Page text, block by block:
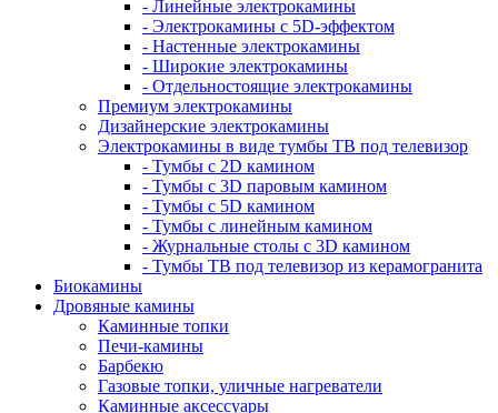
- Линейные электрокамины
- Электрокамины с 5D-эффектом
- Настенные электрокамины
- Широкие электрокамины
- Отдельностоящие электрокамины
Премиум электрокамины
Дизайнерские электрокамины
Электрокамины в виде тумбы ТВ под телевизор
- Тумбы с 2D камином
- Тумбы с 3D паровым камином
- Тумбы с 5D камином
- Тумбы с линейным камином
- Журнальные столы с 3D камином
- Тумбы ТВ под телевизор из керамогранита
Биокамины
Дровяные камины
Каминные топки
Печи-камины
Барбекю
Газовые топки, уличные нагреватели
Каминные аксессуары